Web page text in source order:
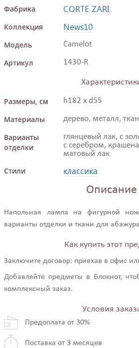
Фабрика CORTE ZARI
Коллекция News10
Модель Camelot
Артикул 1430-R
Размеры, см
h182 x d55
Материалы дерево, металл,
Варианты
отделки
глянцевый лак, с
с серебром,
матовый лак
Стили классика
Описание
Напольная лампа на фигурной
варианты отделки и ткани для
Как купить этот
Заключите договор: приехав в офис
Добавляйте предметы в Блокнот,
комплексный заказ.
Условия
Предоплата от 30%
Поставка от 3 месяцев